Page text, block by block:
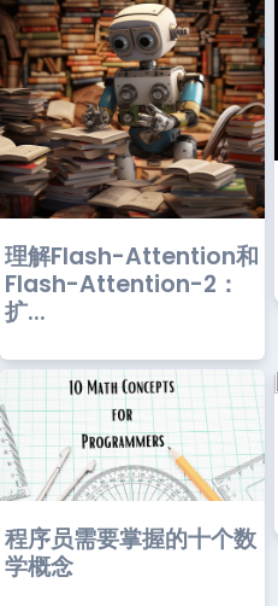
理解Flash-Attention和
Flash-Attention-2：
扩...
程序员需要掌握的十个数
学概念